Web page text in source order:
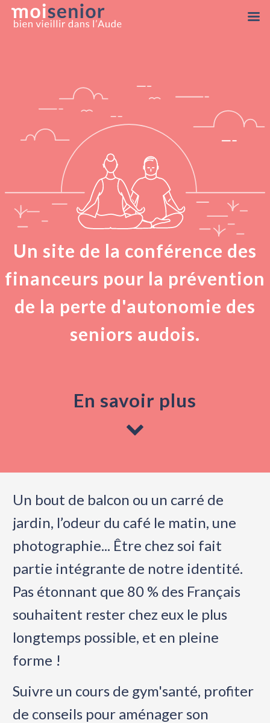
Un site de la conférence des
financeurs pour la prévention
de la perte d'autonomie des
seniors audois.
En savoir plus
Un bout de balcon ou un carré de
jardin, l’odeur du café le matin, une
photographie... Être chez soi fait
partie intégrante de notre identité.
Pas étonnant que 80 % des Français
souhaitent rester chez eux le plus
longtemps possible, et en pleine
forme !
Suivre un cours de gym'santé, profiter
de conseils pour aménager son